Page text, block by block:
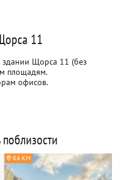
11
здании Щорса 11 (без
площадям.
офисов.
0.6 КМ